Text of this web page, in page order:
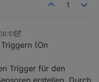
1
(On
Trigger für den
erstellen. Durch